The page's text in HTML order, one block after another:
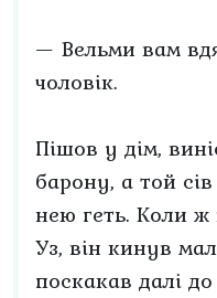
— Вельми вам
чоловік.
Пішов у дім,
барону, а той
нею геть. Коли ж
Уз, він кинув
поскакав далі